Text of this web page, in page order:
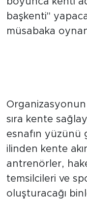
boyunca kenti
başkenti"
sıra kente
esnafın yüzünü
ilinden kente
antrenörler,
temsilcileri ve